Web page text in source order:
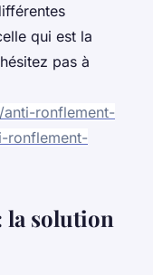
qui est la
pas à
ronflement-
ronflement-
la solution